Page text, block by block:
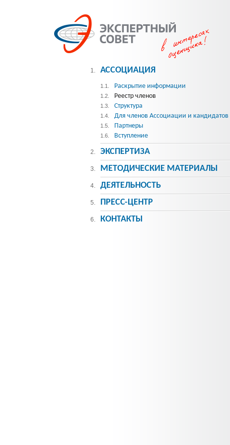
1. АССОЦИАЦИЯ
1.1. Раскрытие информации
1.2. Реестр членов
1.3. Структура
1.4. Для членов Ассоциации и кандидатов
1.5. Партнеры
1.6. Вступление
2. ЭКСПЕРТИЗА
3. МЕТОДИЧЕСКИE МАТЕРИАЛЫ
4. ДЕЯТЕЛЬНОСТЬ
5. ПРЕСС-ЦЕНТР
6. КОНТАКТЫ